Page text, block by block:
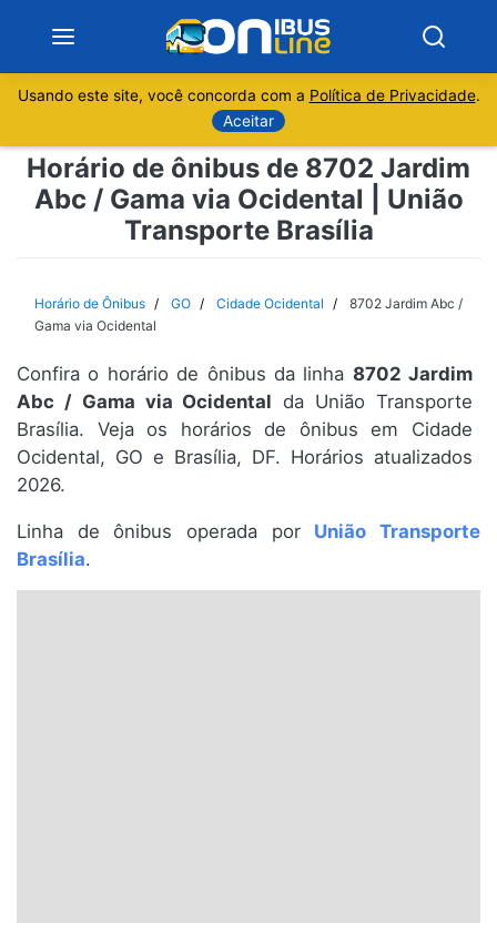
Sobre
Minas Gerais
Espírito Santo
Paraná
Santa Catarina
Usando este site, você concorda com a Política de Privacidade.
Aceitar
Horário de ônibus de 8702 Jardim
Abc / Gama via Ocidental | União
Transporte Brasília
Horário de Ônibus GO Cidade Ocidental
8702 Jardim Abc /
Gama via Ocidental
Confira o horário de ônibus da linha 8702 Jardim
Abc / Gama via Ocidental da União Transporte
Brasília. Veja os horários de ônibus em Cidade
Ocidental, GO e Brasília, DF. Horários atualizados
2026.
Linha de ônibus operada por União Transporte
Brasília.